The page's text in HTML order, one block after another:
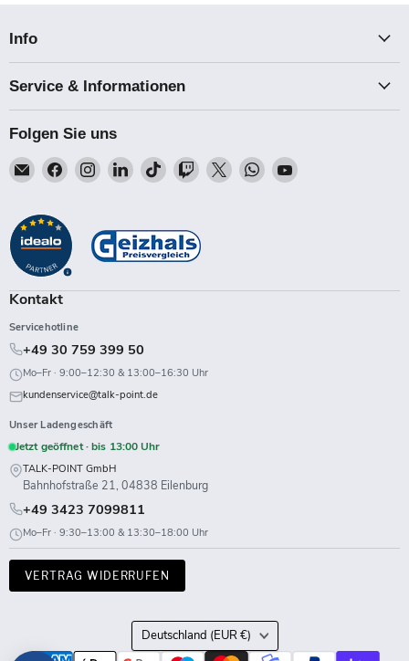
Info
Service & Informationen
Folgen Sie uns
Email
Talk-
Finden
Sie
auf
Facebook
Finden
Sie
Instagram
Finden
Sie
LinkedIn
Finden
Sie
TikTok
Finden
Sie
Twitch
Finden
Sie
Finden
Sie
Finden
Kontakt
Servicehotline
+49 30 759 399 50
Mo–Fr · 9:00–12:30 & 13:00–16:30 Uhr
kundenservice@talk-point.de
Unser Ladengeschäft
Jetzt geöffnet · bis 13:00 Uhr
TALK-POINT GmbH
Bahnhofstraße 21, 04838 Eilenburg
+49 3423 7099811
Mo–Fr · 9:30–13:00 & 13:30–18:00 Uhr
VERTRAG WIDERRUFEN
Land
Deutschland (EUR €)